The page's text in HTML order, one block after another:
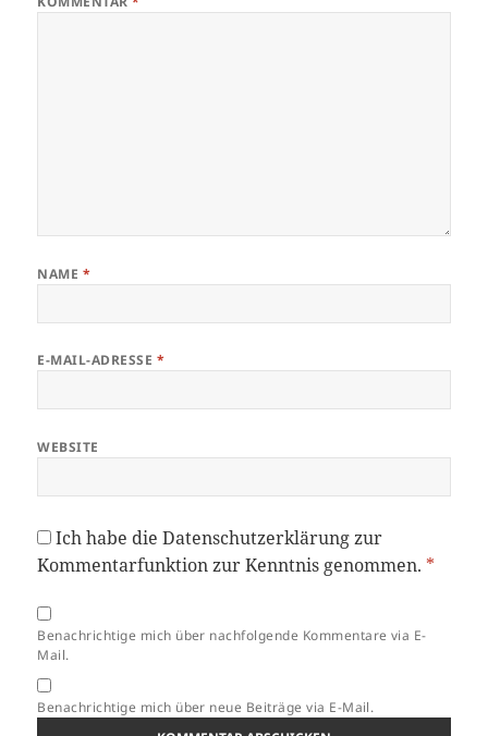
NAME *
E-MAIL-ADRESSE *
WEBSITE
Ich habe dieDatenschutzerklärungzur
Kommentarfunktion zur Kenntnis genommen. *
Benachrichtige mich über nachfolgende Kommentare via E-
Mail.
Benachrichtige mich über neue Beiträge via E-Mail.